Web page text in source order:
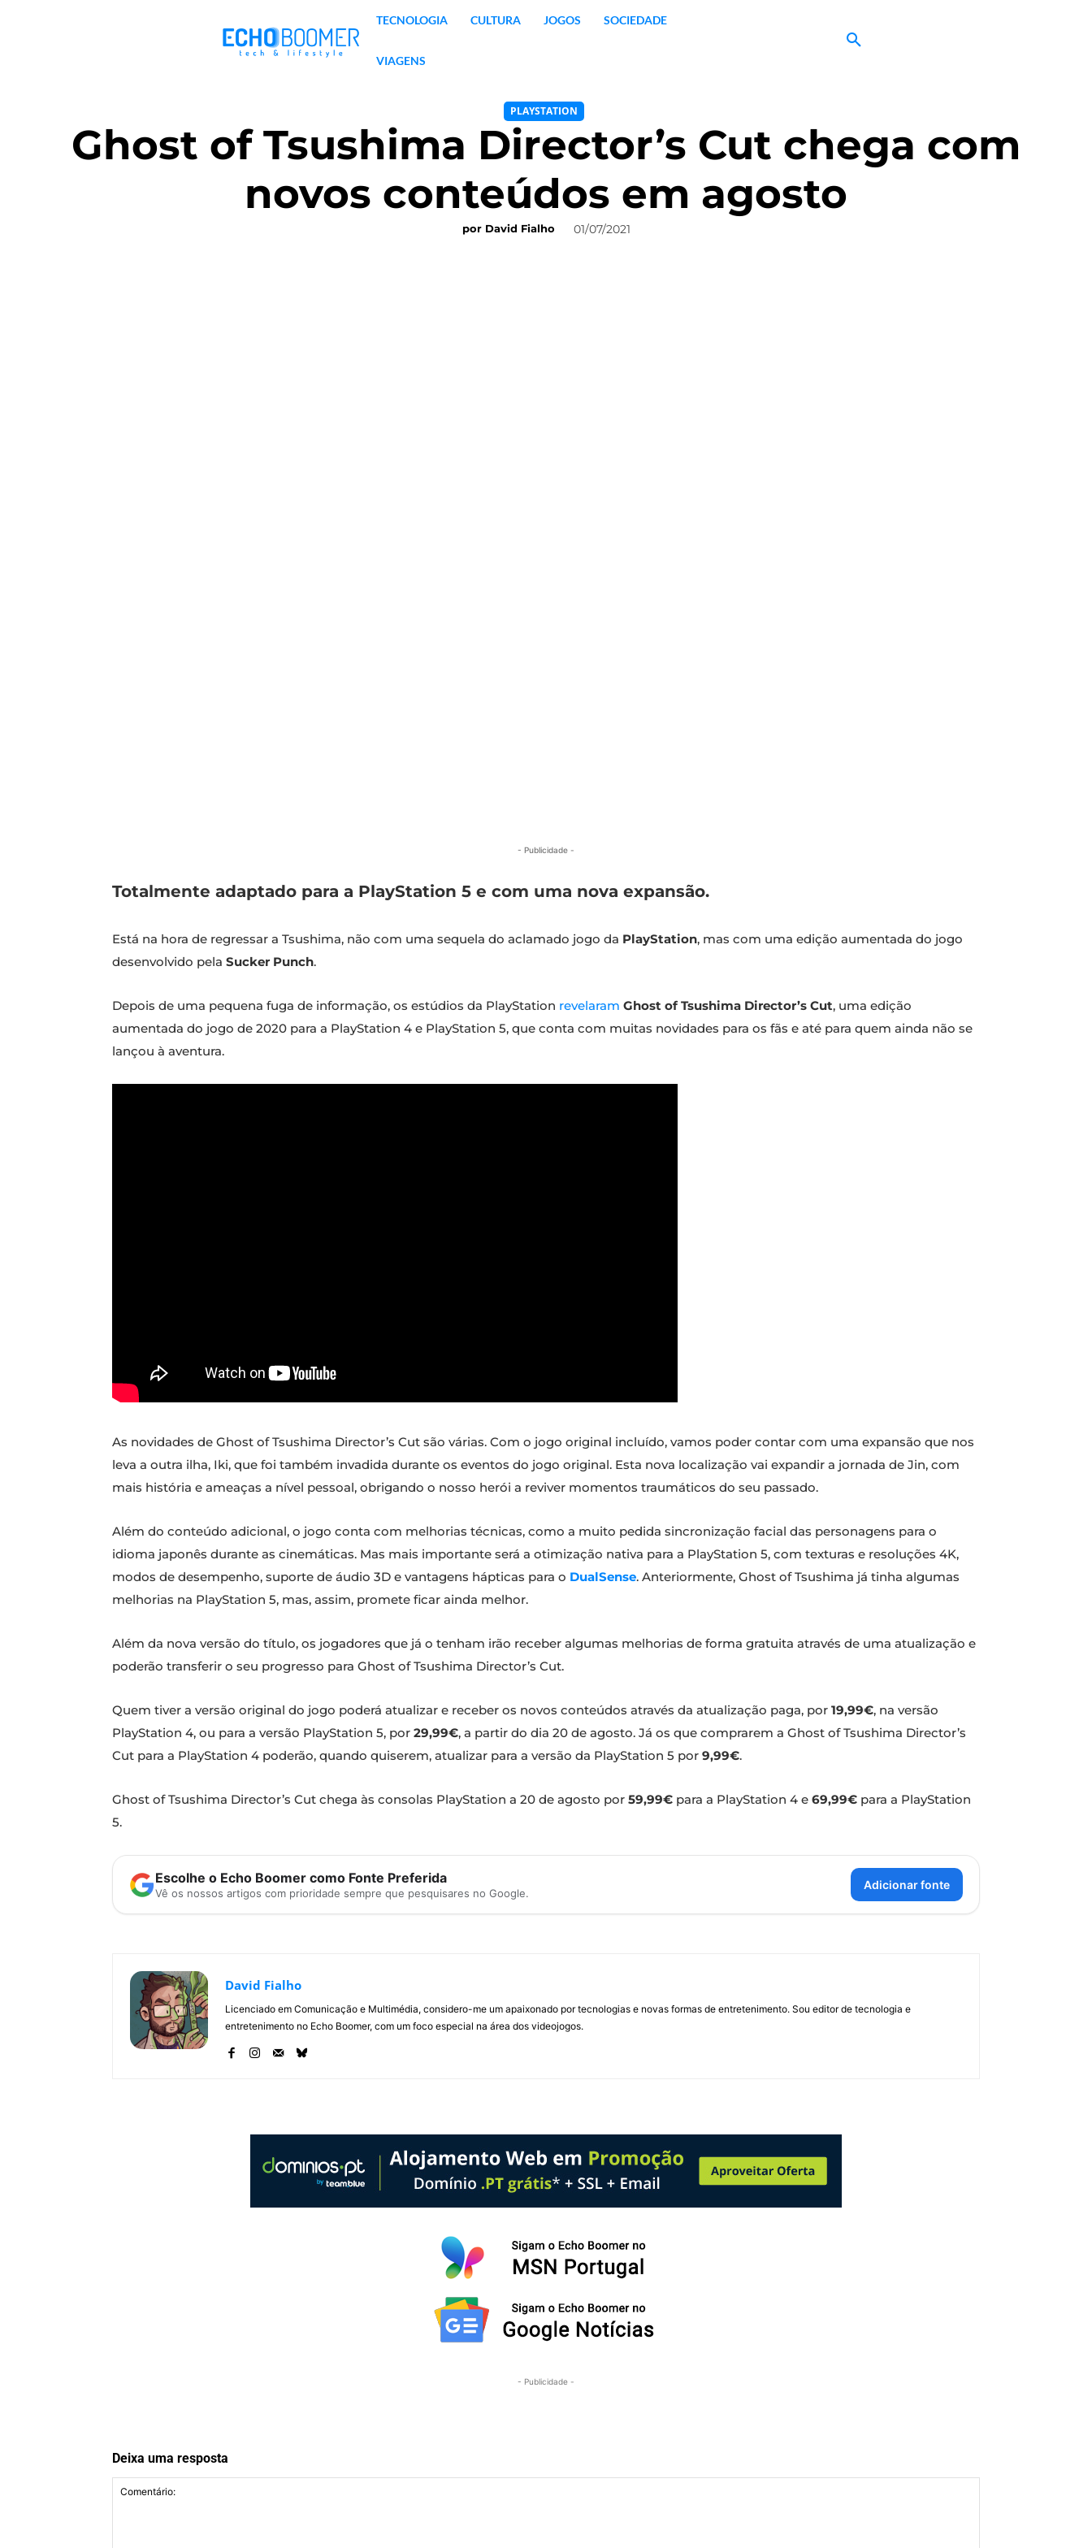
TECNOLOGIA CULTURA JOGOS SOCIEDADE
VIAGENS
PLAYSTATION
Ghost of Tsushima Director’s Cut chega com
novos conteúdos em agosto
por David Fialho 01/07/2021
- Publicidade -
Totalmente adaptado para a PlayStation 5 e com uma nova expansão.
Está na hora de regressar a Tsushima, não com uma sequela do aclamado jogo da PlayStation, mas com uma edição aumentada do jogo
desenvolvido pela Sucker Punch.
Depois de uma pequena fuga de informação, os estúdios da PlayStation revelaram Ghost of Tsushima Director’s Cut, uma edição
aumentada do jogo de 2020 para a PlayStation 4 e PlayStation 5, que conta com muitas novidades para os fãs e até para quem ainda não se
lançou à aventura.
As novidades de Ghost of Tsushima Director’s Cut são várias. Com o jogo original incluído, vamos poder contar com uma expansão que nos
leva a outra ilha, Iki, que foi também invadida durante os eventos do jogo original. Esta nova localização vai expandir a jornada de Jin, com
mais história e ameaças a nível pessoal, obrigando o nosso herói a reviver momentos traumáticos do seu passado.
Além do conteúdo adicional, o jogo conta com melhorias técnicas, como a muito pedida sincronização facial das personagens para o
idioma japonês durante as cinemáticas. Mas mais importante será a otimização nativa para a PlayStation 5, com texturas e resoluções 4K,
modos de desempenho, suporte de áudio 3D e vantagens hápticas para o DualSense. Anteriormente, Ghost of Tsushima já tinha algumas
melhorias na PlayStation 5, mas, assim, promete ficar ainda melhor.
Além da nova versão do título, os jogadores que já o tenham irão receber algumas melhorias de forma gratuita através de uma atualização e
poderão transferir o seu progresso para Ghost of Tsushima Director’s Cut.
Quem tiver a versão original do jogo poderá atualizar e receber os novos conteúdos através da atualização paga, por 19,99€, na versão
PlayStation 4, ou para a versão PlayStation 5, por 29,99€, a partir do dia 20 de agosto. Já os que comprarem a Ghost of Tsushima Director’s
Cut para a PlayStation 4 poderão, quando quiserem, atualizar para a versão da PlayStation 5 por 9,99€.
Ghost of Tsushima Director’s Cut chega às consolas PlayStation a 20 de agosto por 59,99€ para a PlayStation 4 e 69,99€ para a PlayStation
5.
Escolhe o Echo Boomer como Fonte Preferida
Vê os nossos artigos com prioridade sempre que pesquisares no Google.
Adicionar fonte
David Fialho
Licenciado em Comunicação e Multimédia, considero-me um apaixonado por tecnologias e novas formas de entretenimento. Sou editor de tecnologia e
entretenimento no Echo Boomer, com um foco especial na área dos videojogos.
- Publicidade -
Deixa uma resposta